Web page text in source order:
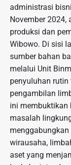
administrasi
November 2024,
produksi dan
Wibowo. Di sisi
sumber bahan
melalui Unit
penyuluhan
pengambilan
ini membuktikan
masalah
wirausaha,
aset yang